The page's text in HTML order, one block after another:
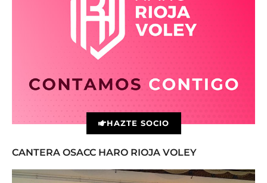
HAZTE SOCIO
CANTERA OSACC HARO RIOJA VOLEY